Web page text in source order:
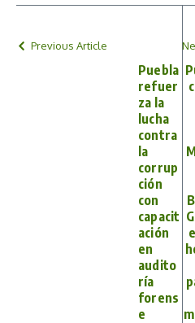
Previous Article
Puebla
refuer
za la
lucha
contra
la
corrup
ción
con
capacit
ación
en
audito
ría
forens
e